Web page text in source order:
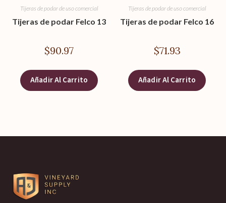
Tijeras de podar de uso comercial
Tijeras de podar Felco 13
$90.97
Añadir Al Carrito
Tijeras de podar de uso comercial
Tijeras de podar Felco 16
$71.93
Añadir Al Carrito